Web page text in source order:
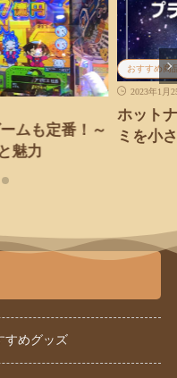
ムも定番！～
魅力
おすすめ商
2023年1月
ホット
ミを小
すめグッズ